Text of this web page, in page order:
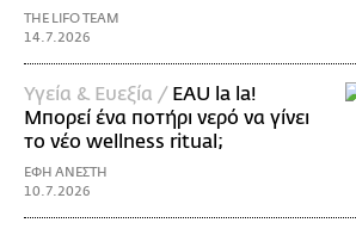
THE LIFO TEAM
14.7.2026
Υγεία & Ευεξία / EAU la la!
Μπορεί ένα ποτήρι νερό να γίνει
το νέο wellness ritual;
ΕΦΗ ΑΝΕΣΤΗ
10.7.2026